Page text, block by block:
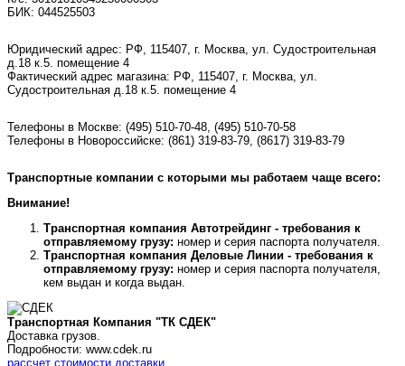
БИК: 044525503
Юридический адрес: РФ, 115407, г. Москва, ул. Судостроительная
д.18 к.5. помещение 4
Фактический адрес магазина: РФ, 115407, г. Москва, ул.
Судостроительная д.18 к.5. помещение 4
Телефоны в Москве: (495) 510-70-48 (495) 510-70-58
Телефоны в Новороссийске: (861) 319-83-79, (8617) 319-83-79
Транспортные компании с которыми мы работаем чаще всего:
Внимание!
Транспортная компания Автотрейдинг - требования к
отправляемому грузу: номер и серия паспорта получателя.
Транспортная компания Деловые Линии - требования к
отправляемому грузу: номер и серия паспорта получателя,
кем выдан и когда выдан.
Транспортная Компания "ТК СДЕК"
Доставка грузов.
Подробности: www.cdek.ru
рассчет стоимости доставки